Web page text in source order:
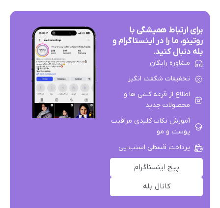
برای ارتباط همیشگی با
روتینو، ما را در اینستاگرام و
بله دنبال کنید.
مشاوره رایگان
تخفیفات شگفت انگیز
اطلاع از قرعه کشی ها و
محصولات جدید
آموزش نکات کلیدی مراقبت
پوست و مو
پرداخت قسطی اسنپ پی
پیج اینستاگرام
کانال بله